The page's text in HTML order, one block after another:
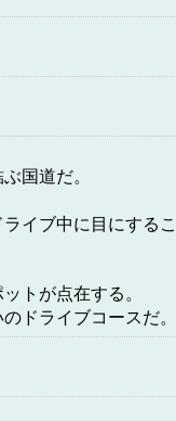
国道だ。
イブ中に目にする
トが点在する。
ドライブコースだ。